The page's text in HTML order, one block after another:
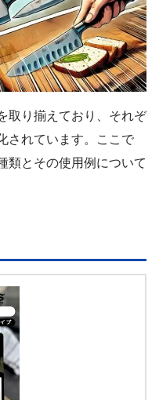
取り揃えており、それぞ
されています。ここで
類とその使用例について